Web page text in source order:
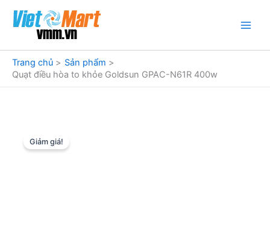
dung
Trang chủ
Sản phẩm
Quạt điều hòa to khỏe Goldsun GPAC-N61R 400w
Giảm giá!